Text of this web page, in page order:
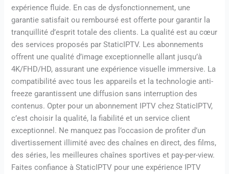
expérience fluide. En cas de dysfonctionnement, une
garantie satisfait ou remboursé est offerte pour garantir la
tranquillité d’esprit totale des clients. La qualité est au cœur
des services proposés par StaticIPTV. Les abonnements
offrent une qualité d’image exceptionnelle allant jusqu’à
4K/FHD/HD, assurant une expérience visuelle immersive. La
compatibilité avec tous les appareils et la technologie anti-
freeze garantissent une diffusion sans interruption des
contenus. Opter pour un abonnement IPTV chez StaticIPTV,
c’est choisir la qualité, la fiabilité et un service client
exceptionnel. Ne manquez pas l’occasion de profiter d’un
divertissement illimité avec des chaînes en direct, des films,
des séries, les meilleures chaînes sportives et pay-per-view.
Faites confiance à StaticIPTV pour une expérience IPTV